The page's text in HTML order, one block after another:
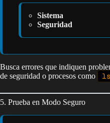
Sistema
Seguridad
Busca errores que indiquen
de seguridad o procesos como
5. Prueba en Modo Seguro